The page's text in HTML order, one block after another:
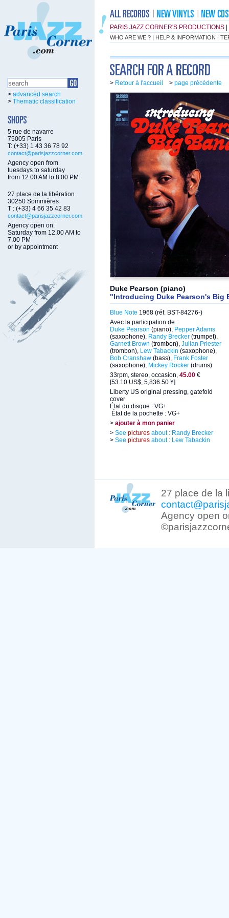
PARIS JAZZ CORNER'S PRODUCTIONS
WHO ARE WE ? | HELP & INFORMATION |
> advanced search
> Thematic classification
5 rue de navarre
75005 Paris
T: (+33) 1 43 36 78 92
contact@parisjazzcorner.com
Agency open from
tuesdays to saturday
from 12.00 AM to 8.00 PM
27 place de la libération
30250 Sommières
T : (+33) 4 66 35 42 83
contact@parisjazzcorner.com
Agency open on:
Saturday from 12.00 AM to
7.00 PM
or by appointment
> Retour à l'accueil > page précédente
Duke Pearson (piano)
"Introducing Duke Pearson's Big
Blue Note 1968 (réf. BST-84276-)
Avec la participation de :
Duke Pearson (piano), Pepper Adams
(saxophone), Randy Brecker (trumpet),
Garnett Brown (trombon), Julian Priester
(trombon), Lew Tabackin (saxophone),
Bob Cranshaw (bass), Frank Foster
(saxophone), Mickey Rocker (drums)
33rpm, stereo, occasion, 45.00 €
[53.10 US$, 5,836.50 ¥]
Liberty US original pressing, gatefold
cover
État du disque : VG+
État de la pochette : VG+
> ajouter à mon panier
> See pictures about : Randy Brecker
> See pictures about : Lew Tabackin
27 place de la
Agency open